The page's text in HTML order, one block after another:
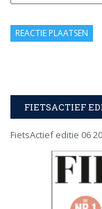
FIETSACTIEF
FietsActief editie 06